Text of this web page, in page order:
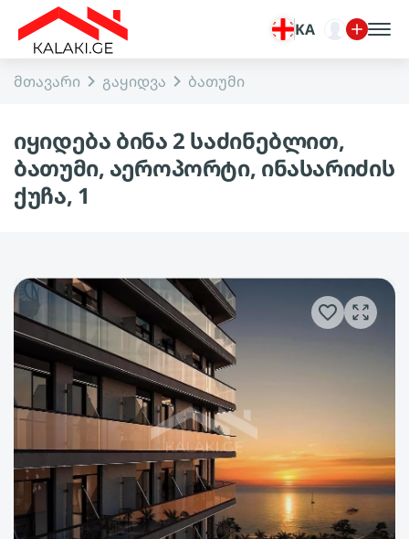
KA
მთავარი გაყიდვა ბათუმი
იყიდება ბინა 2 საძინებლით,
ბათუმი, აეროპორტი, ინასარიძის
ქუჩა, 1